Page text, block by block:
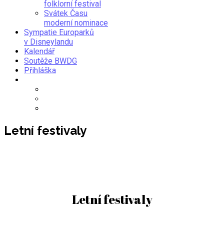
folklorní festival
Svátek Času
moderní nominace
Sympatie Europarků
v Disneylandu
Kalendář
Soutěže BWDG
Přihláška
Letní festivaly
Letní festivaly